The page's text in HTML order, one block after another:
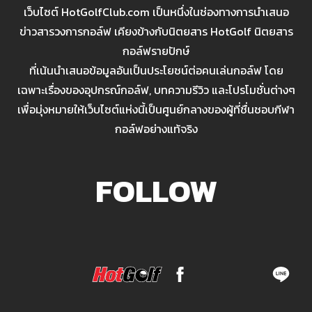
เว็บไซต์ HotGolfClub.com เป็นหนึ่งในช่องทางการนำเสนอ
ข่าวสารวงการกอล์ฟ เคียงข้างกับนิตยสาร HotGolf นิตยสาร
กอล์ฟรายปักษ์
ที่เน้นนำเสนอข้อมูลอันเป็นประโยชน์ต่อคนเล่นกอล์ฟ โดย
เฉพาะเรื่องของอุปกรณ์กอล์ฟ, บทความรีวิว และโปรโมชั่นต่างๆ
เพื่อมุ่งหมายให้เว็บไซต์แห่งนี้เป็นศูนย์กลางของผู้ที่ชื่นชอบกีฬา
กอล์ฟอย่างแท้จริง
FOLLOW